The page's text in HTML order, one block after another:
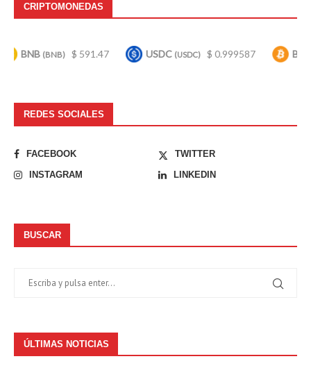
CRIPTOMONEDAS
(BNB) $ 591.47 USDC(USDC) $ 0.999587 Bitcoin
REDES SOCIALES
FACEBOOK
TWITTER
INSTAGRAM
LINKEDIN
BUSCAR
ÚLTIMAS NOTICIAS